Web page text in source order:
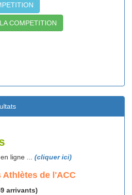
COMPETITION
ligne ... (cliquer ici)
de l'ACC
arrivants)